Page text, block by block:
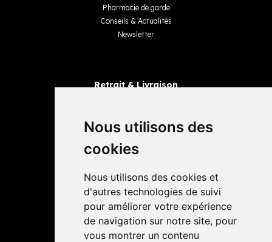
Nous utilisons des
cookies
Nous utilisons des cookies et
d'autres technologies de suivi
pour améliorer votre expérience
de navigation sur notre site, pour
vous montrer un contenu
Pharmacie de garde
Conseils & Actualités
Newsletter
Retrait & Livraison
Livraisons
4,4 / 5 65 avis